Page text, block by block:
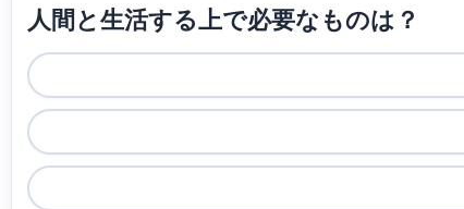
人間と生活する上で必要なものは？